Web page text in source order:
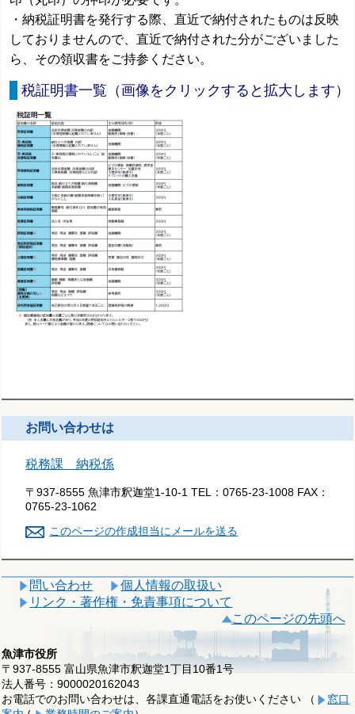
・納税証明書を発行する際、直近で納付されたものは反映
しておりませんので、直近で納付された分がございました
ら、その領収書をご持参ください。
税証明書一覧（画像をクリックすると拡大します）
お問い合わせは
税務課 納税係
〒937-8555 魚津市釈迦堂1-10-1 TEL：0765-23-1008 FAX：
0765-23-1062
このページの作成担当にメールを送る
問い合わせ
個人情報の取扱い
リンク・著作権・免責事項について
このページの先頭へ
魚津市役所
〒937-8555 富山県魚津市釈迦堂1丁目10番1号
法人番号：9000020162043
お電話でのお問い合わせは、各課直通電話をお使いください （
窓口